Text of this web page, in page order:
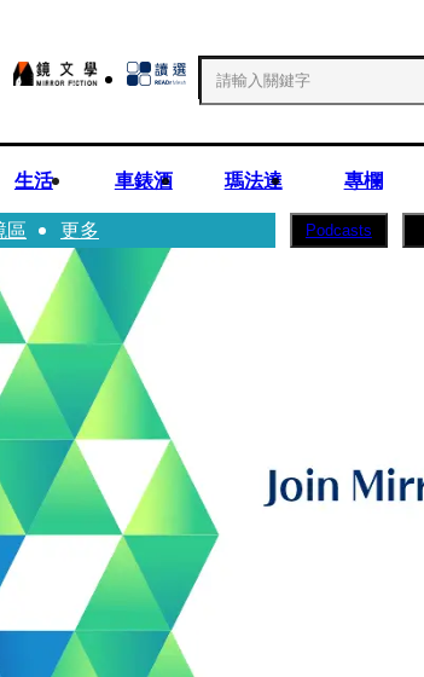
生活 車錶酒 瑪法達 專欄
區 更多 Podcasts